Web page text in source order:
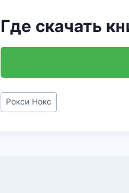
Где скачать
Метки
записи:
Рокси Нокс